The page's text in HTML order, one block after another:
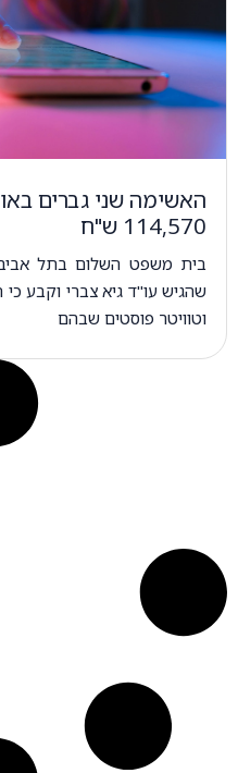
האשימה שני גברים
114,570 ש"ח
בית משפט השלום בתל
שהגיש עו"ד גיא צברי וקבע
וטוויטר פוסטים שבהם